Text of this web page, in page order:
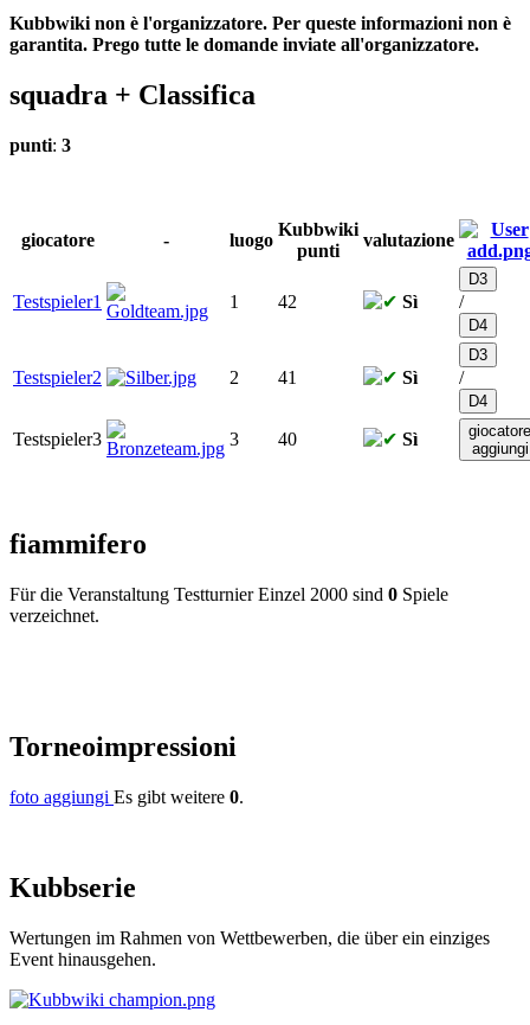
Kubbwiki non è l'organizzatore. Per queste informazioni non è
garantita. Prego tutte le domande inviate all'organizzatore.
squadra + Classifica
punti: 3
giocatore - luogo
Kubbwiki
punti
valutazione
Testspieler1 1 42 Sì
D3
/
D4
Testspieler2 2 41 Sì
D3
/
D4
Testspieler3 3 40 Sì
giocatore
aggiungi
fiammifero
Für die Veranstaltung Testturnier Einzel 2000 sind 0 Spiele
verzeichnet.
Torneoimpressioni
foto aggiungi Es gibt weitere 0.
Kubbserie
Wertungen im Rahmen von Wettbewerben, die über ein einziges
Event hinausgehen.